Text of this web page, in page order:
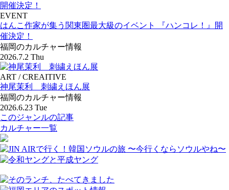
EVENT
はんこ作家が集う関東圏最大級のイベント 『ハンコレ！』開
催決定！
福岡のカルチャー情報
2026.7.2 Thu
ART / CREAITIVE
神尾茉利 刺繍えほん展
福岡のカルチャー情報
2026.6.23 Tue
このジャンルの記事
カルチャー一覧